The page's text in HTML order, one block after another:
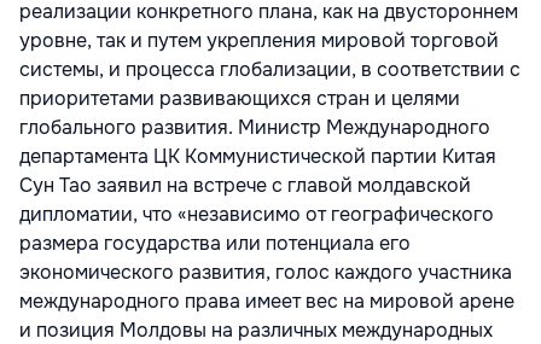
реализации конкретного плана, как на двустороннем
уровне, так и путем укрепления мировой торговой
системы, и процесса глобализации, в соответствии с
приоритетами развивающихся стран и целями
глобального развития. Министр Международного
департамента ЦК Коммунистической партии Китая
Сун Тао заявил на встрече с главой молдавской
дипломатии, что «независимо от географического
размера государства или потенциала его
экономического развития, голос каждого участника
международного права имеет вес на мировой арене
и позиция Молдовы на различных международных